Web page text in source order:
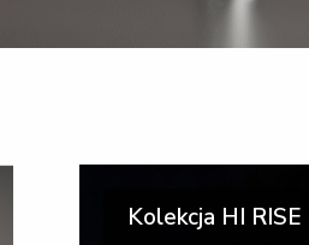
Kolekcja HI RISE